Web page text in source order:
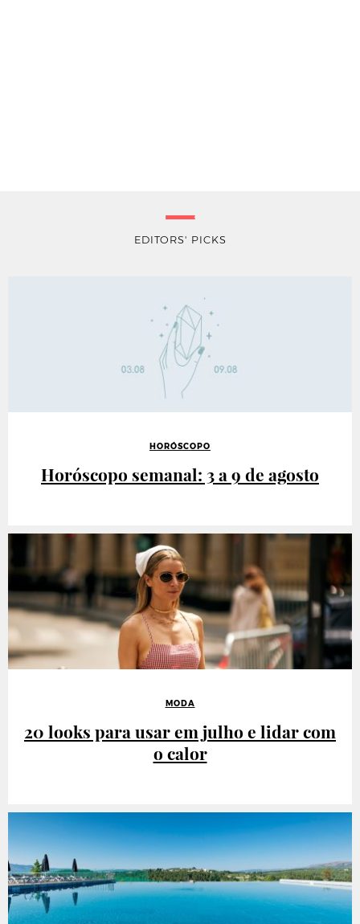
EDITORS' PICKS
HORÓSCOPO
Horóscopo semanal: 3 a 9 de agosto
MODA
20 looks para usar em julho e lidar com
o calor